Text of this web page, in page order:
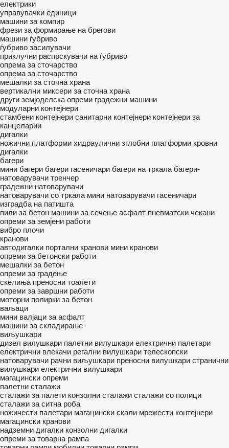
електрики
управувачки единици
машини за компир
фрези за формирање на брегови
машини ѓубриво
ѓубриво засилувачи
приклучни распрскувачи на ѓубриво
опрема за сточарство
опрема за сточарство
мешалки за сточна храна
вертикални миксери за сточна храна
други земјоделска опреми градежни машини
модуларни контејнери
стамбени контејнери санитарни контејнери контејнери за
канцеларии
дигалки
ножични платформи хидраулични зглобни платформи кровни
дигалки
багери
мини багери багери гасеничари багери на тркала багери-
натоварувачи тренчер
градежни натоварувачи
натоварувачи со тркала мини натоварувачи гасеничари
изградба на патишта
пили за бетон машини за сечење асфалт пневматски чекани
опреми за земјени работи
вибро плочи
кранови
автодигалки портални кранови мини кранови
опреми за бетонски работи
мешалки за бетон
опреми за градење
скелиња преносни тоалети
опреми за завршни работи
моторни полирки за бетон
ваљаци
мини валјаци за асфалт
машини за складирање
виљушкари
дизел вилушкари палетни вилушкари електрични палетари
електрични влекачи регални вилушкари телескопски
натоварувачи рачни виљушкари преносни вилушкари странични
вилушкари електрични вилушкари
магацински опреми
палетни сталажи
сталажи за палети конзолни сталажи сталажи со полици
сталажи за ситна роба
ножичести палетари магацински скали мрежести контејнери
магацински кранови
надземни дигалки конзолни дигалки
опреми за товарна рампа